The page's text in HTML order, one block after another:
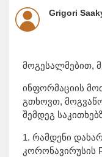
Grigori
მოგესალმებით,
ინფორმაციის
გთხოვთ,
შემდეგ
1. რამდენი
კორონავირუსის